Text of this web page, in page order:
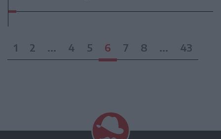
1 2 ... 4 5 6 7 8 ... 43